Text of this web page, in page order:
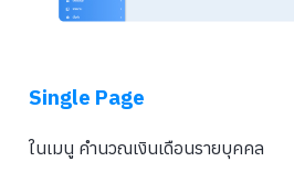
Single Page
ในเมนู คำนวณเงินเดือนรายบุคคล